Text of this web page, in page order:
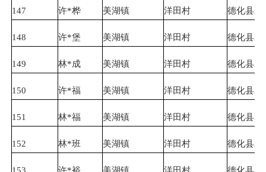
147 许*桦 美湖镇 洋田村 德化县农
148 许*堡 美湖镇 洋田村 德化县农
149 林*成 美湖镇 洋田村 德化县农
150 许*福 美湖镇 洋田村 德化县农
151 林*福 美湖镇 洋田村 德化县农
152 林*班 美湖镇 洋田村 德化县农
153 许*裕 美湖镇 洋田村 德化县农